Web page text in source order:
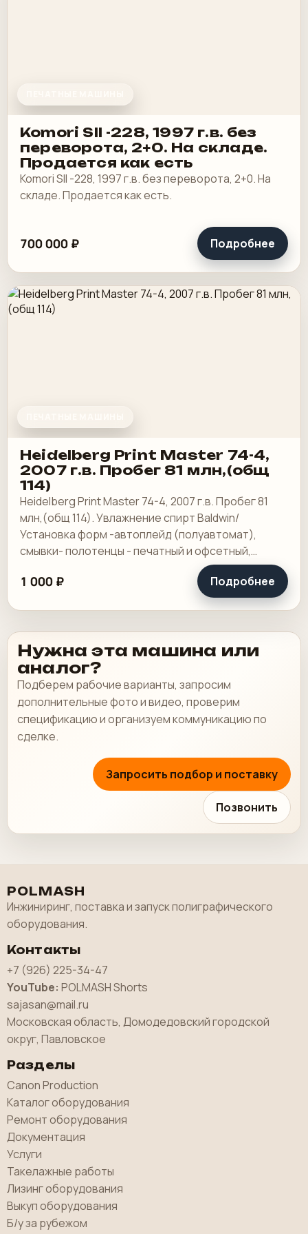
Komori SII -228, 1997 г.в. без
переворота, 2+0. На складе.
Продается как есть
Komori SII -228, 1997 г.в. без переворота, 2+0. На
складе. Продается как есть.
700 000 ₽ Подробнее
Heidelberg Print Master 74-4,
2007 г.в. Пробег 81 млн,(общ
114)
Heidelberg Print Master 74-4, 2007 г.в. Пробег 81
млн,(общ 114). Увлажнение спирт Baldwin/
Установка форм -автоплейд (полуавтомат),
смывки- полотенцы - печатный и офсетный,
выносной пульт ClassicCenter -PM74 - краски и.
1 000 ₽ Подробнее
Нужна эта машина или
аналог?
Подберем рабочие варианты, запросим
дополнительные фото и видео, проверим
спецификацию и организуем коммуникацию по
сделке.
Запросить подбор и поставку
Позвонить
POLMASH
Инжиниринг, поставка и запуск полиграфического
оборудования.
Контакты
+7 (926) 225-34-47
YouTube: POLMASH Shorts
sajasan@mail.ru
Московская область, Домодедовский городской
округ, Павловское
Разделы
Canon Production
Каталог оборудования
Ремонт оборудования
Документация
Услуги
Такелажные работы
Лизинг оборудования
Выкуп оборудования
Б/у за рубежом